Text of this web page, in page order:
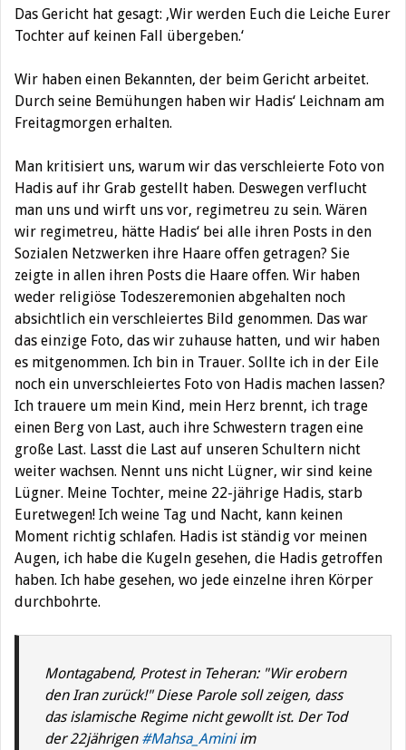
Das Gericht hat gesagt: ‚Wir werden Euch die Leiche Eurer
Tochter auf keinen Fall übergeben.‘
Wir haben einen Bekannten, der beim Gericht arbeitet.
Durch seine Bemühungen haben wir Hadis‘ Leichnam am
Freitagmorgen erhalten.
Man kritisiert uns, warum wir das verschleierte Foto von
Hadis auf ihr Grab gestellt haben. Deswegen verflucht
man uns und wirft uns vor, regimetreu zu sein. Wären
wir regimetreu, hätte Hadis‘ bei alle ihren Posts in den
Sozialen Netzwerken ihre Haare offen getragen? Sie
zeigte in allen ihren Posts die Haare offen. Wir haben
weder religiöse Todeszeremonien abgehalten noch
absichtlich ein verschleiertes Bild genommen. Das war
das einzige Foto, das wir zuhause hatten, und wir haben
es mitgenommen. Ich bin in Trauer. Sollte ich in der Eile
noch ein unverschleiertes Foto von Hadis machen lassen?
Ich trauere um mein Kind, mein Herz brennt, ich trage
einen Berg von Last, auch ihre Schwestern tragen eine
große Last. Lasst die Last auf unseren Schultern nicht
weiter wachsen. Nennt uns nicht Lügner, wir sind keine
Lügner. Meine Tochter, meine 22-jährige Hadis, starb
Euretwegen! Ich weine Tag und Nacht, kann keinen
Moment richtig schlafen. Hadis ist ständig vor meinen
Augen, ich habe die Kugeln gesehen, die Hadis getroffen
haben. Ich habe gesehen, wo jede einzelne ihren Körper
durchbohrte.
Montagabend, Protest in Teheran: "Wir erobern
den Iran zurück!" Diese Parole soll zeigen, dass
das islamische Regime nicht gewollt ist. Der Tod
der 22jährigen #Mahsa_Aminiim